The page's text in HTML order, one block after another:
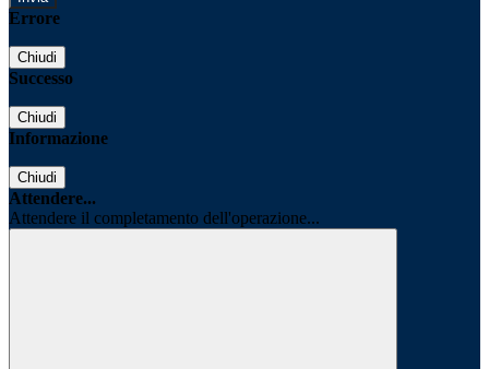
Errore
Chiudi
Successo
Chiudi
Informazione
Chiudi
Attendere...
Attendere il completamento dell'operazione...